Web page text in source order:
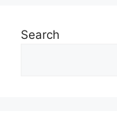
Search